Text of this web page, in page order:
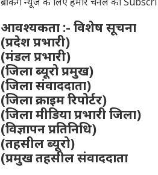
आवश्यकता :- विशेष सूचना
(प्रदेश प्रभारी)
(मंडल प्रभारी)
(जिला ब्यूरो प्रमुख)
(जिला संवाददाता)
(जिला क्राइम रिपोर्टर)
(जिला मीडिया प्रभारी जिला)
(विज्ञापन प्रतिनिधि)
(तहसील ब्यूरो)
(प्रमुख तहसील संवाददाता